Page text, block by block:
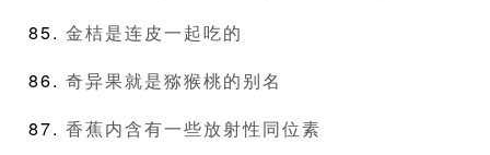
金桔是连皮一起吃的
奇异果就是猕猴桃的别名
香蕉内含有一些放射性同位素